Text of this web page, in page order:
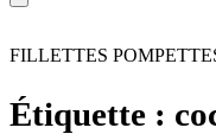
FILLETTES
Étiquette :